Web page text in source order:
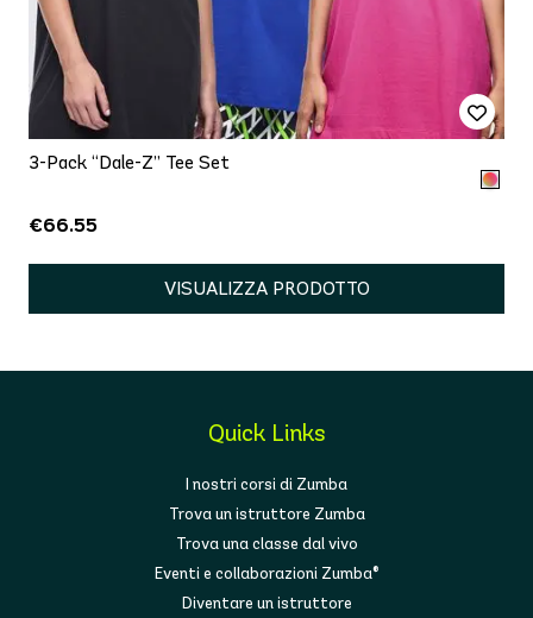
3-Pack “Dale-Z” Tee Set
€66.55
VISUALIZZA PRODOTTO
Quick Links
I nostri corsi di Zumba
Trova un istruttore Zumba
Trova una classe dal vivo
Eventi e collaborazioni Zumba®
Diventare un istruttore